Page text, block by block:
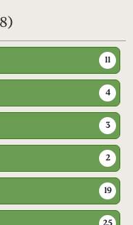
11
4
3
2
19